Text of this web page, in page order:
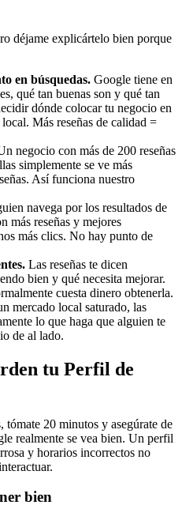
déjame explicártelo bien porque
en búsquedas. Google tiene en
qué tan buenas son y qué tan
dónde colocar tu negocio en
Más reseñas de calidad =
negocio con más de 200 reseñas
simplemente se ve más
Así funciona nuestro
navega por los resultados de
más reseñas y mejores
más clics. No hay punto de
Las reseñas te dicen
bien y qué necesita mejorar.
cuesta dinero obtenerla.
mercado local saturado, las
lo que haga que alguien te
de al lado.
tu Perfil de
tómate 20 minutos y asegúrate de
realmente se vea bien. Un perfil
y horarios incorrectos no
bien